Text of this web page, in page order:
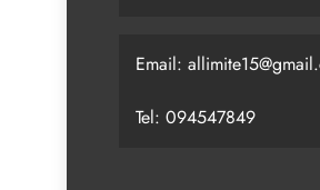
Email:
Tel: 094547849